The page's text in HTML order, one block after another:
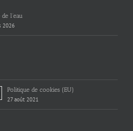
l’eau
2026
Politique de cookies (EU)
27 août 2021